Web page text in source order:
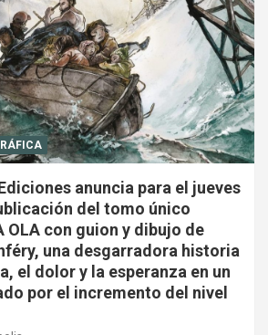
anuncia para el jueves
del tomo único
OLA con guion y dibujo de
una desgarradora historia
el dolor y la esperanza en un
por el incremento del nivel